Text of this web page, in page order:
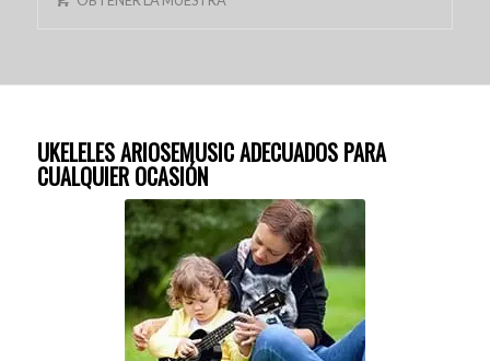
UKELELES ARIOSEMUSIC ADECUADOS PARA
CUALQUIER OCASIÓN